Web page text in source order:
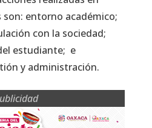
entorno académico;
con la sociedad;
estudiante; e
y administración.